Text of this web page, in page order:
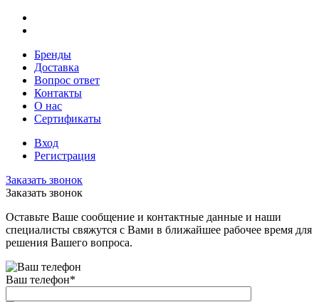
Бренды
Доставка
Вопрос ответ
Контакты
О нас
Сертификаты
Вход
Регистрация
Заказать звонок
Заказать звонок
Оставьте Ваше сообщение и контактные данные и наши
специалисты свяжутся с Вами в ближайшее рабочее время для
решения Вашего вопроса.
Ваш телефон*